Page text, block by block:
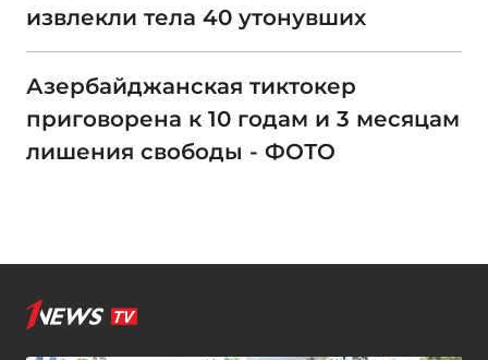
извлекли тела 40 утонувших
Азербайджанская тиктокер
приговорена к 10 годам и 3 месяцам
лишения свободы - ФОТО